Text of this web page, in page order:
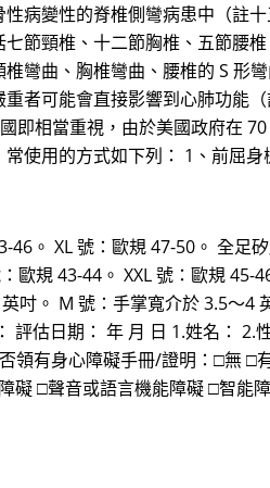
病變性的脊椎側彎病患中（註
節頸椎、十二節胸椎、五節腰
彎曲、胸椎彎曲、腰椎的 S 形
者可能會直接影響到心肺功能
即相當重視，由於美國政府在
使用的方式如下列： 1、前屈
46。 XL 號：歐規 47-50。 全足
歐規 43-44。 XXL 號：歐規
吋。 M 號：手掌寬介於 3.5～4
評估日期： 年 月 日 1.姓名：
領有身心障礙手冊/證明：□無 □
礙 □聲音或語言機能障礙 □智